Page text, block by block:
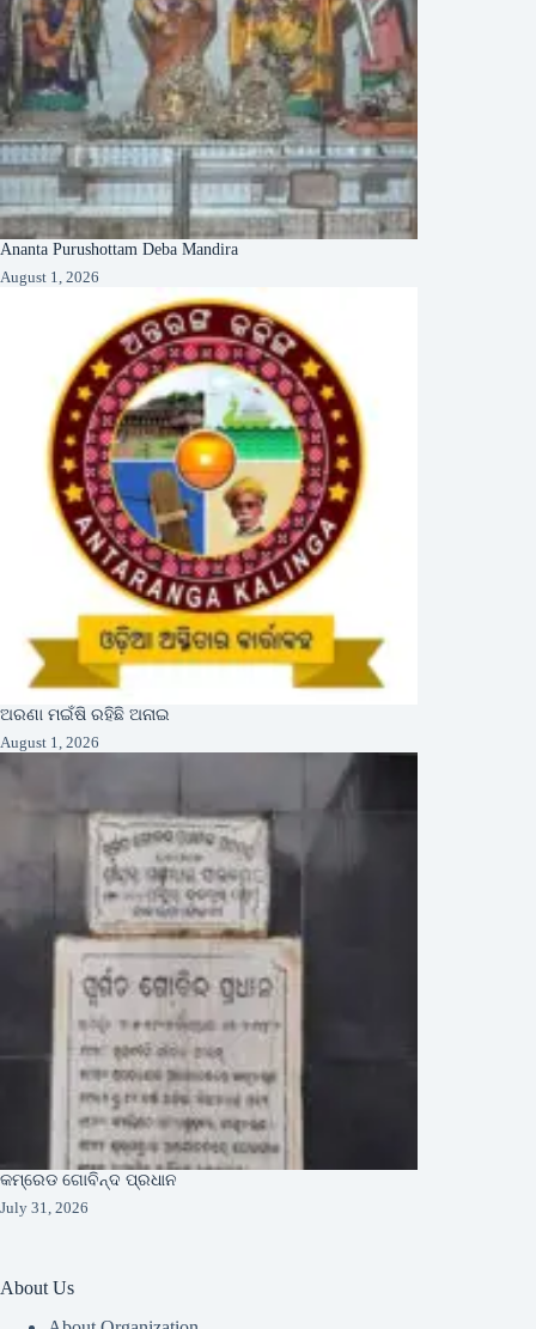
Ananta Purushottam Deba Mandira
August 1, 2026
ଅରଣା ମଇଁଷି ରହିଛି ଅନାଇ
August 1, 2026
କମ୍ରେଡ ଗୋବିନ୍ଦ ପ୍ରଧାନ
July 31, 2026
About Us